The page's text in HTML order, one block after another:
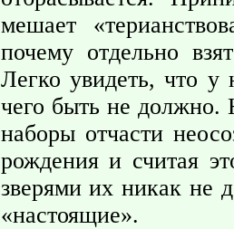
мешает
почему отдельно
Легко увидеть, что
чего быть не должно.
наборы отчасти
рождения и считая
зверями их никак не
«настоящие».